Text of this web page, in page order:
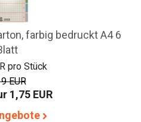
farbig bedruckt A4 6
pro Stück
EUR
1,75 EUR